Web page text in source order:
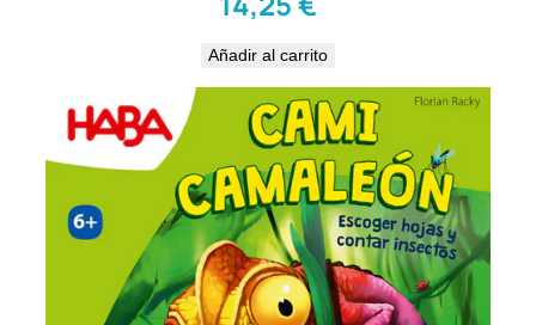
Añadir al carrito